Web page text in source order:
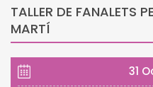
TALLER DE FANALETS
MARTÍ
31